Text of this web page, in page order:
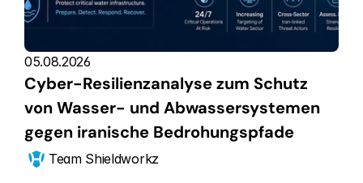
05.08.2026
Cyber-Resilienzanalyse zum Schutz
von Wasser- und Abwassersystemen
gegen iranische Bedrohungspfade
Team Shieldworkz